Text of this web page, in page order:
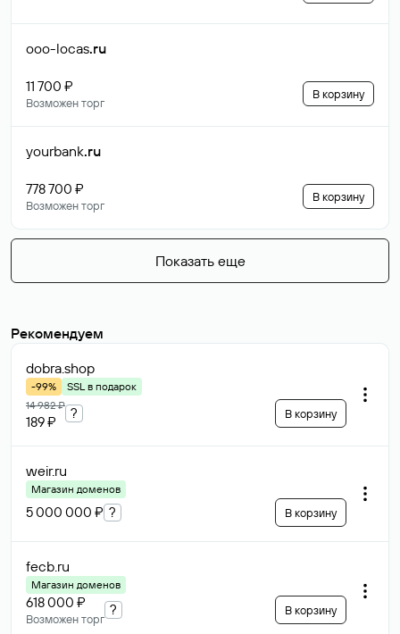
ooo-locas.ru
11 700 ₽
Возможен торг
В корзину
yourbank.ru
778 700 ₽
Возможен торг
В корзину
Показать еще
Рекомендуем
dobra.shop
-99%
SSL в подарок
14 982 ₽
189 ₽
? В корзину
weir.ru
Магазин доменов
5 000 000 ₽ ? В корзину
fecb.ru
Магазин доменов
618 000 ₽
Возможен торг
? В корзину